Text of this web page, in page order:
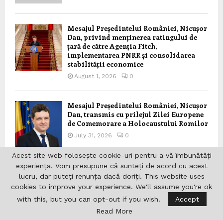
Mesajul Președintelui României, Nicușor
Dan, privind menținerea ratingului de
țară de către Agenția Fitch,
implementarea PNRR și consolidarea
stabilității economice
August 1, 2026 0
Mesajul Președintelui României, Nicușor
Dan, transmis cu prilejul Zilei Europene
de Comemorare a Holocaustului Romilor
July 31, 2026 0
Primirea de către Președintele României,
Nicușor Dan, a Prim-ministrului
Republicii Moldova, Vasile Tofan
July 31, 2026 0
Acest site web folosește cookie-uri pentru a vă îmbunătăți
experiența. Vom presupune că sunteți de acord cu acest
lucru, dar puteți renunța dacă doriți. This website uses
cookies to improve your experience. We'll assume you're ok
with this, but you can opt-out if you wish.
Accept
Read More